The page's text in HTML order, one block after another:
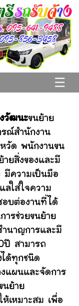
☰
วัฒนะขนย้าย
ณ์สำนักงาน
วัด พนักงานขน
ยสิ่งของและมี
มีความเป็นมือ
ลใส่ใจความ
บต่องานที่ได้
รช่วยขนย้าย
ำนาญการและมี
ปี สามารถ
ด้ทุกชนิด
งแผนและจัดการ
นย้าย
ห้เหมาะสม เพื่อ